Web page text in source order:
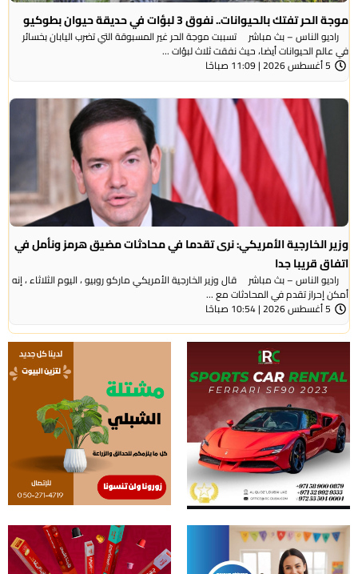
موجة الحر تفتك بالحيوانات.. نفوق 3 لبؤات في حديقة حيوان بطوكيو
راديو الناس – بث مباشر تسببت موجة الحر غير المسبوقة التي تضرب اليابان بخسائر
في عالم الحيوانات أيضا، حيث نفقت ثلاث لبؤات ...
5 أغسطس 2026 | 11:09 صباحًا
وزير الخارجية الأمريكي: نرى تقدما في محادثات مضيق هرمز ونأمل في
اتفاق قريبا جدا
راديو الناس – بث مباشر قال وزير الخارجية الأمريكي ماركو روبيو ، اليوم الثلاثاء ، إنه
أمكن إحراز تقدم في المحادثات مع ...
5 أغسطس 2026 | 10:54 صباحًا